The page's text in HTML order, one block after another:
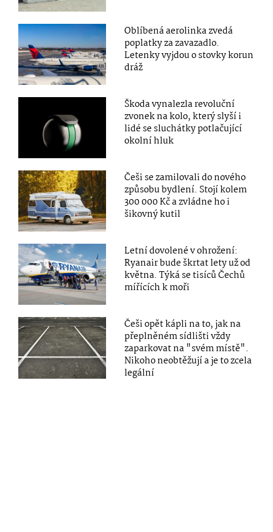
Oblíbená aerolinka zvedá
poplatky za zavazadlo.
Letenky vyjdou o stovky korun
dráž
Škoda vynalezla revoluční
zvonek na kolo, který slyší i
lidé se sluchátky potlačující
okolní hluk
Češi se zamilovali do nového
způsobu bydlení. Stojí kolem
300 000 Kč a zvládne ho i
šikovný kutil
Letní dovolené v ohrožení:
Ryanair bude škrtat lety už od
května. Týká se tisíců Čechů
mířících k moři
Češi opět kápli na to, jak na
přeplněném sídlišti vždy
zaparkovat na "svém místě".
Nikoho neobtěžují a je to zcela
legální